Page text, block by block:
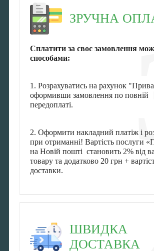
ЗРУЧНА
Сплатити за своє замовлення
способами:
1. Розрахуватись на рахунок
оформивши замовлення по повній
передоплаті.
2. Оформити накладний платіж і
при отриманні! Вартість послуги
на Новій пошті становить 2% від
товару та додатково 20 грн +
доставки.
ШВИДКА
ДОСТАВКА